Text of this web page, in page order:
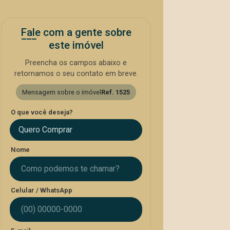
Fale com a gente sobre
este imóvel
Preencha os campos abaixo e
retornamos o seu contato em breve.
Mensagem sobre o imóvel Ref. 1525
O que você deseja?
Quero Comprar
Nome
Celular / WhatsApp